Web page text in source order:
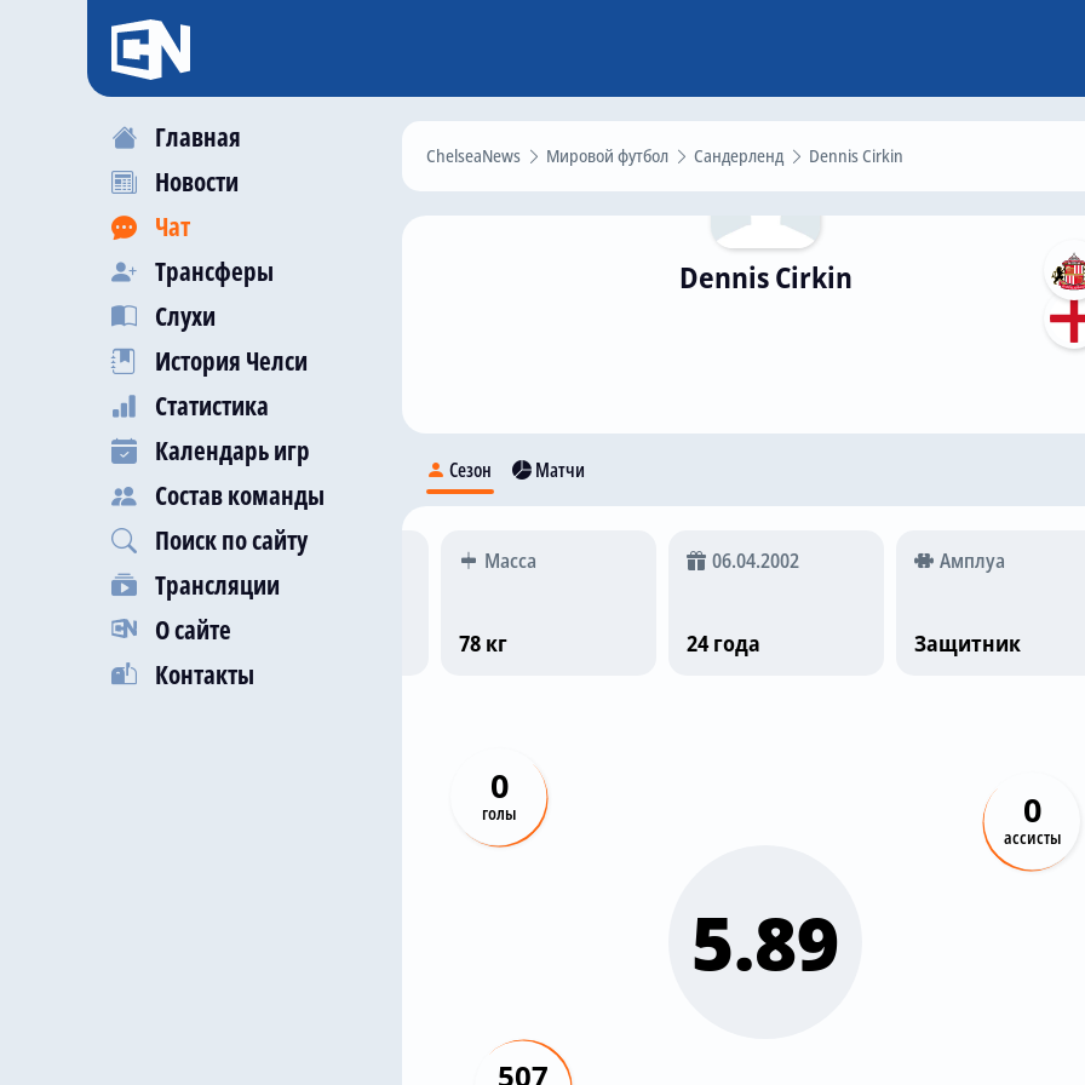
Главная
Новости
Чат
Трансферы
Слухи
История Челси
Статистика
Календарь игр
Состав команды
Поиск по сайту
Трансляции
О сайте
Контакты
ChelseaNews Мировой футбол Сандерленд Dennis Cirkin
Dennis Cirkin
Сезон Матчи
Гражданство Масса
78 кг
06.04.2002
24 года
Амплуа
Защитник
5.89
0
голы 0
ассисты
507